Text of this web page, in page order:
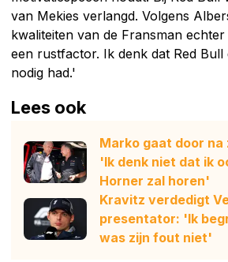
van Mekies verlangd. Volgens
kwaliteiten van de Fransman
een rustfactor. Ik denk dat Red Bull
nodig had.'
Lees ook
Marko gaat door
'Ik denk niet dat ik
Horner zal horen'
Kravitz verdedigt
presentator: 'Ik
was zijn fout niet'